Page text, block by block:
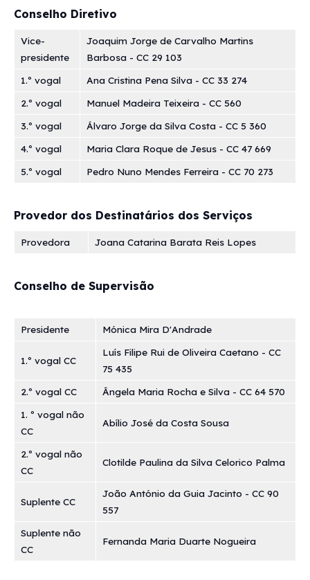
Conselho Diretivo
Vice-
presidente
Joaquim Jorge de Carvalho Martins
Barbosa - CC 29 103
1.º vogal
Ana Cristina Pena Silva - CC 33 274
2.º vogal
Manuel Madeira Teixeira - CC 560
3.º vogal
Álvaro Jorge da Silva Costa - CC 5 360
4.º vogal
Maria Clara Roque de Jesus - CC 47 669
5.º vogal
Pedro Nuno Mendes Ferreira - CC 70 273
Provedor dos Destinatários dos Serviços
Provedora Joana Catarina Barata Reis Lopes
Conselho de Supervisão
Presidente Mónica Mira D'Andrade
1.º vogal CC
Luís Filipe Rui de Oliveira Caetano - CC
75 435
2.º vogal CC
Ângela Maria Rocha e Silva - CC 64 570
1. º vogal não
CC
Abílio José da Costa Sousa
2.º vogal não
CC
Clotilde Paulina da Silva Celorico Palma
Suplente CC
João António da Guia Jacinto - CC 90
557
Suplente não
CC
Fernanda Maria Duarte Nogueira